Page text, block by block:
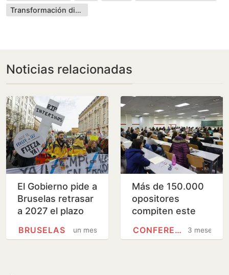
Transformación digital
Noticias relacionadas
El Gobierno pide a
Bruselas retrasar
a 2027 el plazo
abuso de
un mes
BRUSELAS
Más de 150.000
opositores
compiten este
de las 18.0003 meses
CONFERENCIA SECTORIAL